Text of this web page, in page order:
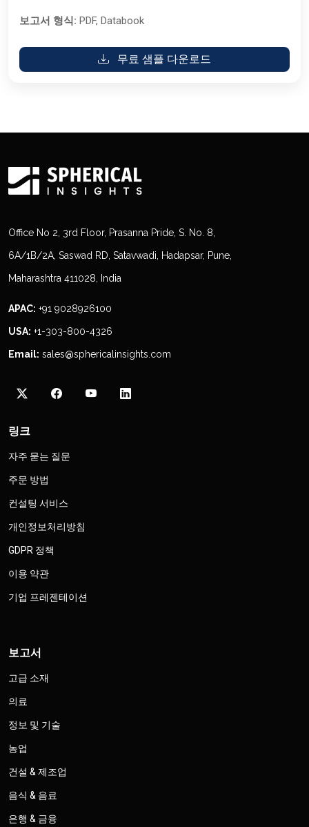
보고서 형식: PDF, Databook
무료 샘플 다운로드
Office No 2, 3rd Floor, Prasanna Pride, S. No. 8,
6A/1B/2A, Saswad RD, Satavwadi, Hadapsar, Pune,
Maharashtra 411028, India
APAC: +91 9028926100
USA: +1-303-800-4326
Email: sales@sphericalinsights.com
링크
자주 묻는 질문
주문 방법
컨설팅 서비스
개인정보처리방침
GDPR 정책
이용 약관
기업 프레젠테이션
보고서
고급 소재
의료
정보 및 기술
농업
건설 & 제조업
음식 & 음료
은행 & 금융